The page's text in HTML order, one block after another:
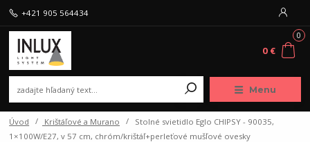
Menu
+421 905 564434
0
0 €
Úvod Krištáľové a Murano
Stolné svietidlo Eglo CHIPSY - 90035,
1×100W/E27, v 57 cm, chróm/krištáľ+perleťové mušľové ovesky